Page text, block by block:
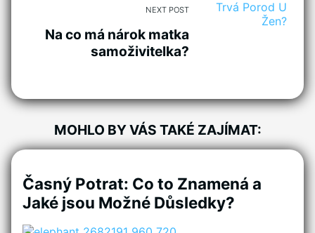
NEXT POST
Na co má nárok matka
samoživitelka?
MOHLO BY VÁS TAKÉ ZAJÍMAT:
Časný Potrat: Co to Znamená a
Jaké jsou Možné Důsledky?